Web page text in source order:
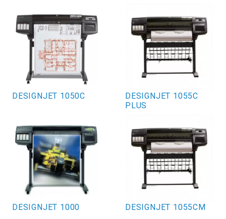
DESIGNJET 1050C
DESIGNJET 1000
DESIGNJET 1055C
PLUS
DESIGNJET 1055CM